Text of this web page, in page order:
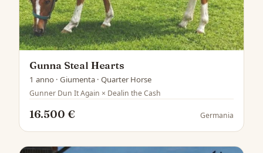
Gunna Steal Hearts
1 anno · Giumenta · Quarter Horse
Gunner Dun It Again × Dealin the Cash
16.500 € Germania